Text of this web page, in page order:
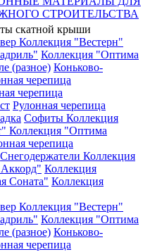
СТРОИТЕЛЬСТВА
скатной крыши
Коллекция "Вестерн"
Коллекция "Оптима
(разное) Коньково-
черепица
черепица
Рулонная черепица
Софиты Коллекция
Коллекция "Оптима
черепица
Снегодержатели Коллекция
Коллекция
Соната" Коллекция
Коллекция "Вестерн"
Коллекция "Оптима
(разное) Коньково-
черепица